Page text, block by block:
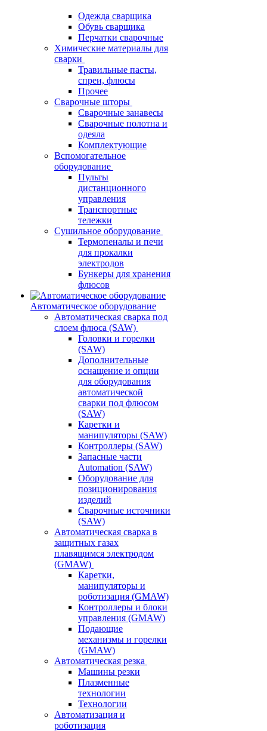
Одежда сварщика
Обувь сварщика
Перчатки сварочные
Химические материалы для
сварки
Травильные пасты,
спреи, флюсы
Прочее
Сварочные шторы
Сварочные занавесы
Сварочные полотна и
одеяла
Комплектующие
Вспомогательное
оборудование
Пульты
дистанционного
управления
Транспортные
тележки
Сушильное оборудование
Термопеналы и печи
для прокалки
электродов
Бункеры для хранения
флюсов
Автоматическое оборудование
Автоматическая сварка под
слоем флюса (SAW)
Головки и горелки
(SAW)
Дополнительные
оснащение и опции
для оборудования
автоматической
сварки под флюсом
(SAW)
Каретки и
манипуляторы (SAW)
Контроллеры (SAW)
Запасные части
Automation (SAW)
Оборудование для
позиционирования
изделий
Сварочные источники
(SAW)
Автоматическая сварка в
защитных газах
плавящимся электродом
(GMAW)
Каретки,
манипуляторы и
роботизация (GMAW)
Контроллеры и блоки
управления (GMAW)
Подающие
механизмы и горелки
(GMAW)
Автоматическая резка
Машины резки
Плазменные
технологии
Технологии
Автоматизация и
роботизация